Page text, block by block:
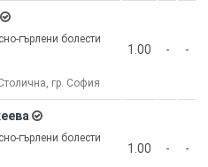
гърлени болести
гр. София
1.00 - -
гърлени болести
1.00 - -